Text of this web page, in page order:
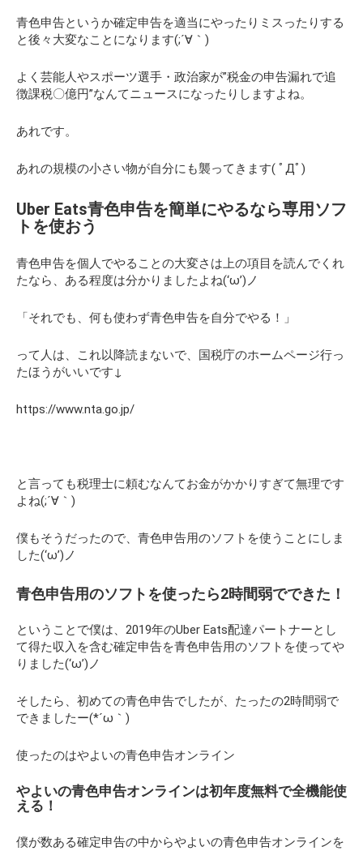
青色申告というか確定申告を適当にやったりミスったりする
と後々大変なことになります(;´∀｀)
よく芸能人やスポーツ選手・政治家が”税金の申告漏れで追
徴課税〇億円”なんてニュースになったりしますよね。
あれです。
あれの規模の小さい物が自分にも襲ってきます( ﾟДﾟ)
Uber Eats青色申告を簡単にやるなら専用ソフ
トを使おう
青色申告を個人でやることの大変さは上の項目を読んでくれ
たなら、ある程度は分かりましたよね(‘ω’)ノ
「それでも、何も使わず青色申告を自分でやる！」
って人は、これ以降読まないで、国税庁のホームページ行っ
たほうがいいです↓
https://www.nta.go.jp/
と言っても税理士に頼むなんてお金がかかりすぎて無理です
よね(;´∀｀)
僕もそうだったので、青色申告用のソフトを使うことにしま
した(‘ω’)ノ
青色申告用のソフトを使ったら2時間弱でできた！
ということで僕は、2019年のUber Eats配達パートナーとし
て得た収入を含む確定申告を青色申告用のソフトを使ってや
りました(‘ω’)ノ
そしたら、初めての青色申告でしたが、たったの2時間弱で
できましたー(*´ω｀)
使ったのはやよいの青色申告オンライン
やよいの青色申告オンラインは初年度無料で全機能使
える！
僕が数ある確定申告の中からやよいの青色申告オンラインを